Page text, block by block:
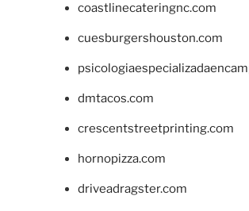
coastlinecateringnc.com
cuesburgershouston.com
dmtacos.com
crescentstreetprinting.com
hornopizza.com
driveadragster.com